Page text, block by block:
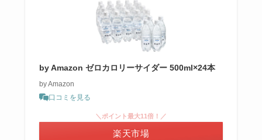
by Amazon ゼロカロリーサイダー 500ml×24本
by Amazon
口コミを見る
＼ポイント最大11倍！／
楽天市場